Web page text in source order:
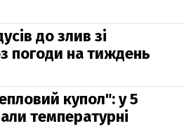
до злив зі
погоди на тиждень
купол": у 5
температурні